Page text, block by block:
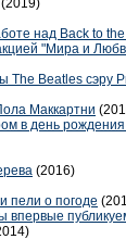
над Back to
"Мира и
The Beatles сэру
Маккартни
в день
(2016)
пели о погоде